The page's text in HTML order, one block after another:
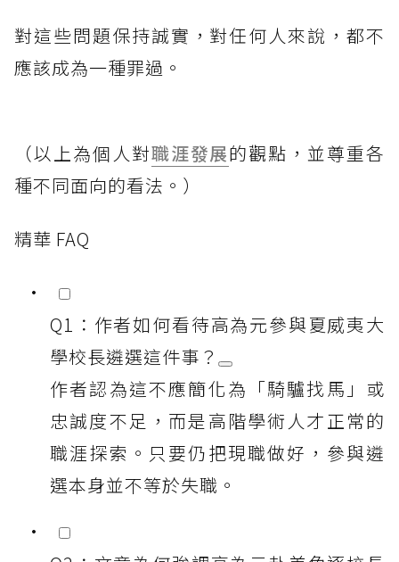
對這些問題保持誠實，對任何人來說，都不
應該成為一種罪過。
（以上為個人對職涯發展的觀點，並尊重各
種不同面向的看法。）
精華 FAQ
Q1：作者如何看待高為元參與夏威夷大
學校長遴選這件事？
作者認為這不應簡化為「騎驢找馬」或
忠誠度不足，而是高階學術人才正常的
職涯探索。只要仍把現職做好，參與遴
選本身並不等於失職。